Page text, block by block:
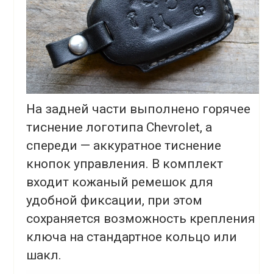
На задней части выполнено горячее
тиснение логотипа Chevrolet, а
спереди — аккуратное тиснение
кнопок управления. В комплект
входит кожаный ремешок для
удобной фиксации, при этом
сохраняется возможность крепления
ключа на стандартное кольцо или
шакл.